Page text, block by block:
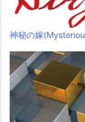
神秘の嫁